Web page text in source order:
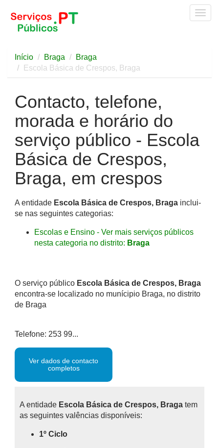
Início Braga
Braga
Escola Básica de Crespos, Braga
Contacto, telefone,
morada e horário do
serviço público - Escola
Básica de Crespos,
Braga, em crespos
A entidade Escola Básica de Crespos, Braga inclui-
se nas seguintes categorias:
Escolas e Ensino - Ver mais serviços públicos
nesta categoria no distrito: Braga
O serviço público Escola Básica de Crespos, Braga
encontra-se localizado no munícipio Braga, no distrito
de Braga
Telefone: 253 99...
Ver dados de contacto
completos
A entidade Escola Básica de Crespos, Braga tem
as seguintes valências disponíveis:
1º Ciclo